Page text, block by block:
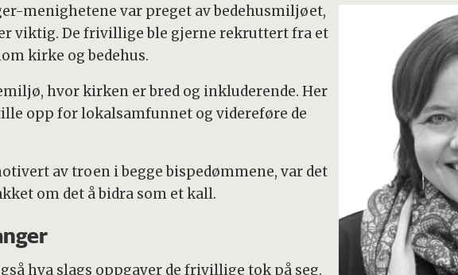
menighetene var preget av bedehusmiljøet,
viktig. De frivillige ble gjerne rekruttert fra et
kirke og bedehus.
hvor kirken er bred og inkluderende. Her
opp for lokalsamfunnet og videreføre de
av troen i begge bispedømmene, var det
om det å bidra som et kall.
hva slags oppgaver de frivillige tok på seg.